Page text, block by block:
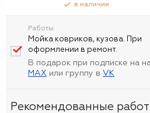
в наличии
Работы
Мойка ковриков, кузова. При
оформлении в ремонт.
В подарок при подписке на
MAX или группу в VK
Рекомендованные